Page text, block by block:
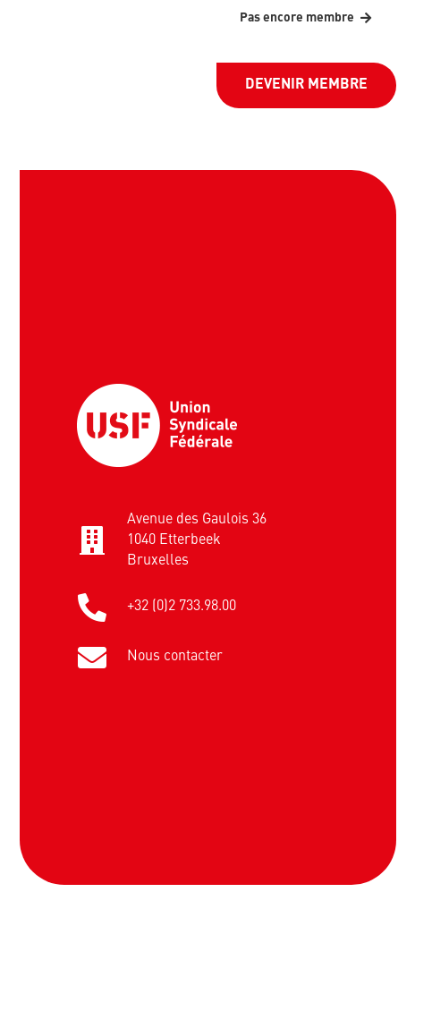
Pas encore membre
DEVENIR MEMBRE
Avenue des Gaulois 36
1040 Etterbeek
Bruxelles
+32 (0)2 733.98.00
Nous contacter